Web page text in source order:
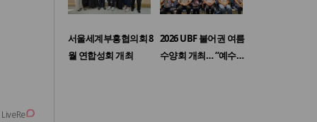
서울세계부흥협의회 8
월 연합성회 개최
2026 UBF 불어권 여름
수양회 개최… “예수…